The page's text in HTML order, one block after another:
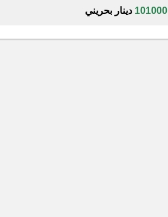
101000 دينار بحريني